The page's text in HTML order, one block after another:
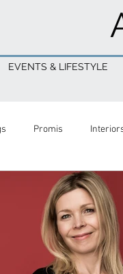
EVENTS & LIFESTYLE
Promis
Photography Actors